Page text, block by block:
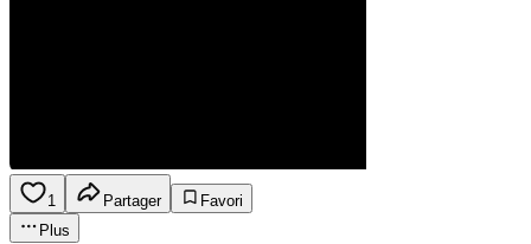
1 Partager
Favori
Plus